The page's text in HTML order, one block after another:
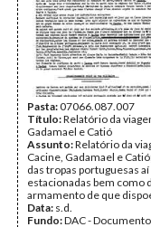
Pasta:07066.087.007
Título:Relatório da
Gadamael e Catió
Assunto:Relatório da
Cacine, Gadamael e
das tropas portuguesas aí
estacionadas bem como
armamento de que
Data: s.d.
Fundo:DAC -